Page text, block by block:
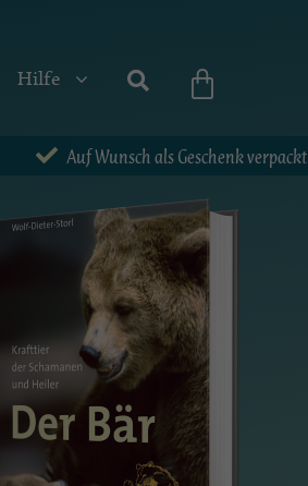
Hilfe
Auf Wunsch als Geschenk verpackt